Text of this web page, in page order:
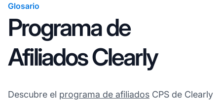
Glosario
Programa de
Afiliados Clearly
Descubre el programa de afiliados CPS de Clearly